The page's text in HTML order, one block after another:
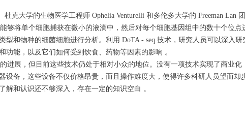
大学的生物医学工程师 Ophelia Venturelli 和多伦多大学的 Freeman Lan
够将单个细胞捕获在微小的液滴中，然后对每个细胞基因组中的数十个位点
型和物种的细菌细胞进行分析。利用 DoTA - seq 技术，研究人员可以深入
能，以及它们如何受到饮食、药物等因素的影响 。
展，但目前这些技术仍处于相对小众的地位。没有一项技术实现了商业化
设备，这些设备不仅价格昂贵，而且操作难度大，使得许多科研人员望而却
和认识还不够深入，存在一定的知识空白 。